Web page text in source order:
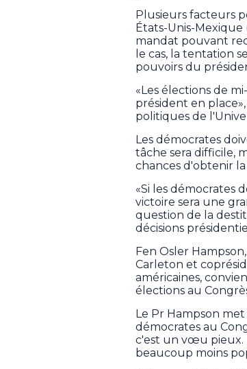
Plusieurs facteurs
États-Unis-
mandat pouvant
le cas, la tentation
pouvoirs du
«Les élections de
président en
politiques de
Les démocrates
tâche sera difficile,
chances d'obtenir
«Si les démocrates
victoire sera une
question de la
décisions
Fen Osler
Carleton et
américaines,
élections au
Le Pr Hampson
démocrates au
c'est un vœu pieux.
beaucoup moins